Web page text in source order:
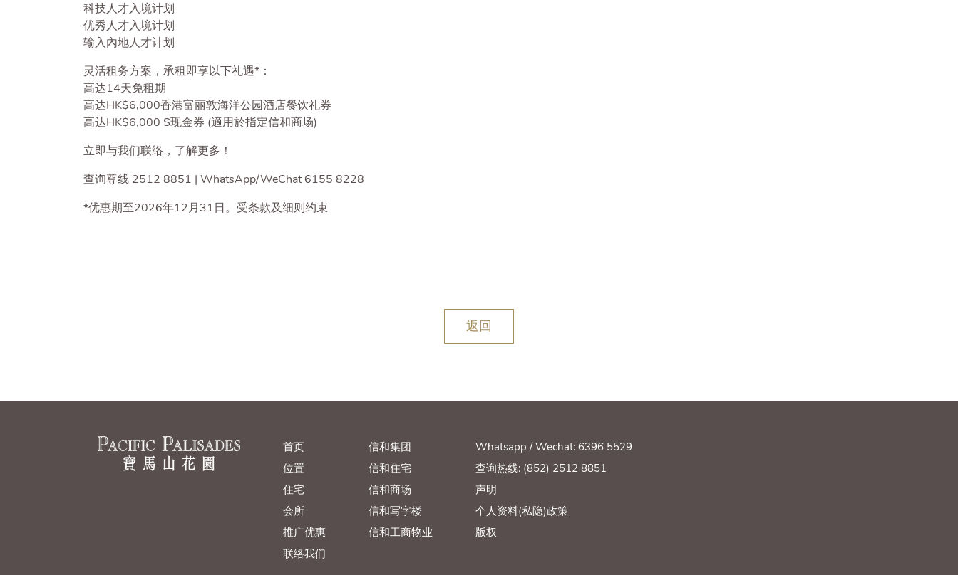
科技人才入境计划
优秀人才入境计划
输入內地人才计划
灵活租务方案，承租即享以下礼遇*：
高达14天免租期
高达HK$6,000香港富丽敦海洋公园酒店餐饮礼券
高达HK$6,000 S现金券 (適用於指定信和商场)
立即与我们联络，了解更多！
查询尊线 2512 8851 | WhatsApp/WeChat 6155 8228
*优惠期至2026年12月31日。受条款及细则约束
返回
首页
位置
住宅
会所
推广优惠
联络我们
信和集团
信和住宅
信和商场
信和写字楼
信和工商物业
Whatsapp / Wechat: 6396 5529
查询热线: (852) 2512 8851
声明
个人资料(私隐)政策
版权